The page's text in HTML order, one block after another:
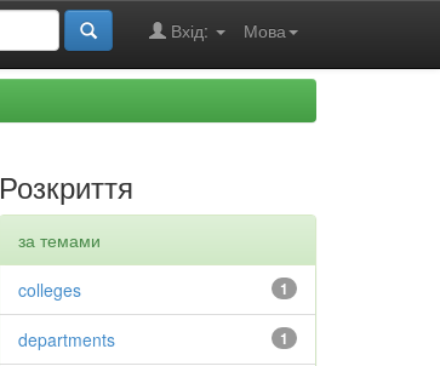
Мова
Вхід:
Розкриття
за темами
1
colleges
1
departments